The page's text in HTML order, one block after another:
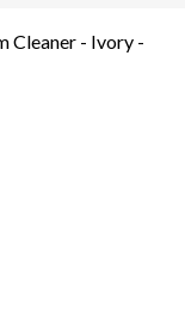
Cleaner - Ivory -